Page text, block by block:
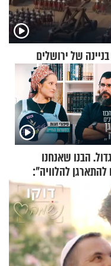
של ירושלים
הבנו שאנחנו
להתארגן להלוויה":
במבחן, הפעם עם מרים